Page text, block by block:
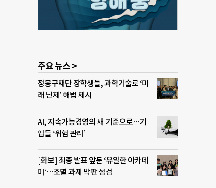
주요 뉴스 >
정몽구재단 장학생들, 과학기술로 ‘미
래 난제’ 해법 제시
AI, 지속가능경영의 새 기준으로…기
업들 ‘위험 관리’
[화보] 최종 발표 앞둔 ‘유일한 아카데
미’…조별 과제 막판 점검